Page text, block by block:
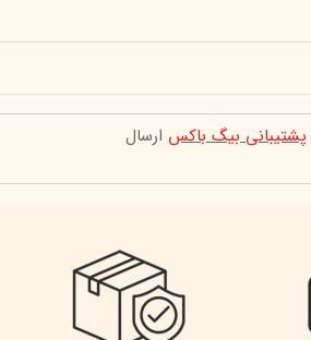
پشتیبانی بیگ باکس ارسال